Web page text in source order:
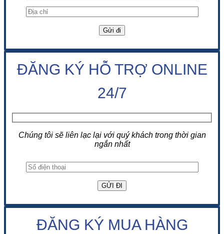
ĐĂNG KÝ HỖ TRỢ ONLINE
24/7
Chúng tôi sẽ liên lạc lại với quý khách trong thời gian
ngắn nhất
ĐĂNG KÝ MUA HÀNG